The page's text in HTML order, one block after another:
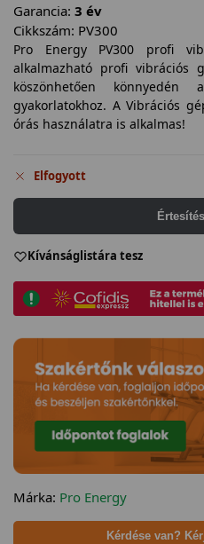
Garancia: 3 év
Cikkszám: PV300
Pro Energy PV300 profi
alkalmazható profi vibrációs
köszönhetően könnyedén
gyakorlatokhoz. A Vibrációs
órás használatra is alkalmas!
Elfogyott
Kívánságlistára tesz
Márka: Pro Energy
Kérdése van?